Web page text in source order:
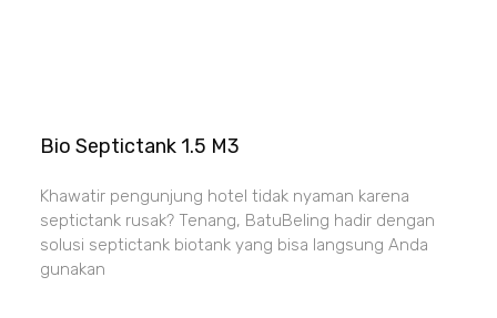
Bio Septictank 1.5 M3
Khawatir pengunjung hotel tidak nyaman karena
septictank rusak? Tenang, BatuBeling hadir dengan
solusi septictank biotank yang bisa langsung Anda
gunakan